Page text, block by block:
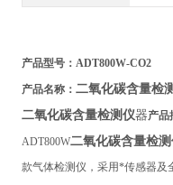
产品型号：ADT800W-CO2
产品名称： 二氧化碳含量检
二氧化碳含量检测仪器产品
ADT800W二氧化碳含量检
款气体检测仪，采用*传感器及